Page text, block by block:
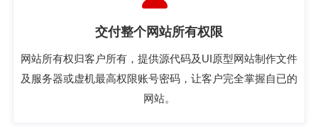
交付整个网站所有权限
网站所有权归客户所有，提供源代码及UI原型网站制作文件
及服务器或虚机最高权限账号密码，让客户完全掌握自已的
网站。